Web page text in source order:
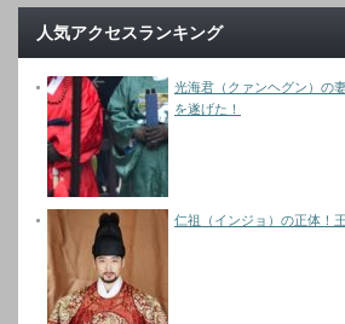
人気アクセスランキング
光海君（クァンヘグン）の
を遂げた！
仁祖（インジョ）の正体！